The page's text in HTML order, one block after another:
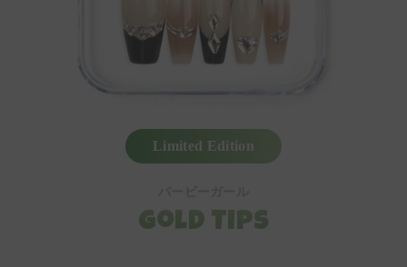
Limited Edition
Gold Tips